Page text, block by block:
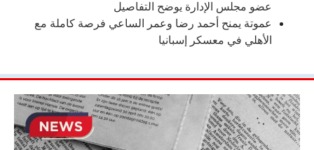
عضو مجلس الإدارة يوضح التفاصيل
عموتة يمنح أحمد رضا وعمر الساعي فرصة كاملة مع
الأهلي في معسكر إسبانيا